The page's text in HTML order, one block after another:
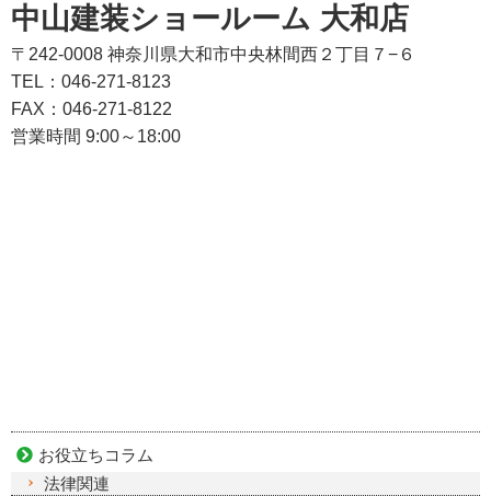
中山建装ショールーム 大和店
〒242-0008 神奈川県大和市中央林間西２丁目７−６
TEL：046-271-8123
FAX：046-271-8122
営業時間 9:00～18:00
お役立ちコラム
法律関連